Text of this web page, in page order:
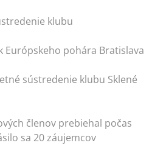
klubu
Európskeho pohára Bratislava
sústredenie klubu Sklené
členov prebiehal počas
sa 20 záujemcov